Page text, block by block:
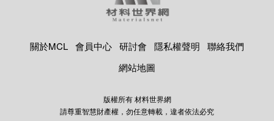
關於MCL 會員中心 研討會 隱私權聲明
聯絡我們
網站地圖
版權所有 材料世界網
請尊重智慧財產權，勿任意轉載，違者依法必究